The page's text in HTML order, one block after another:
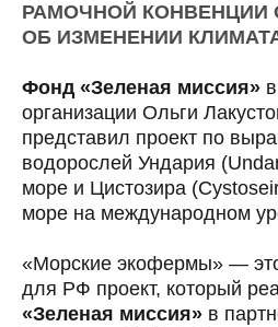
РАМОЧНОЙ КОНВЕНЦИИ
ОБ ИЗМЕНЕНИИ КЛИМАТА
Фонд «Зеленая миссия»
организации Ольги
представил проект по
водорослей Ундария
море и Цистозира
море на международном
«Морские экофермы» —
для РФ проект, который
«Зеленая миссия» в